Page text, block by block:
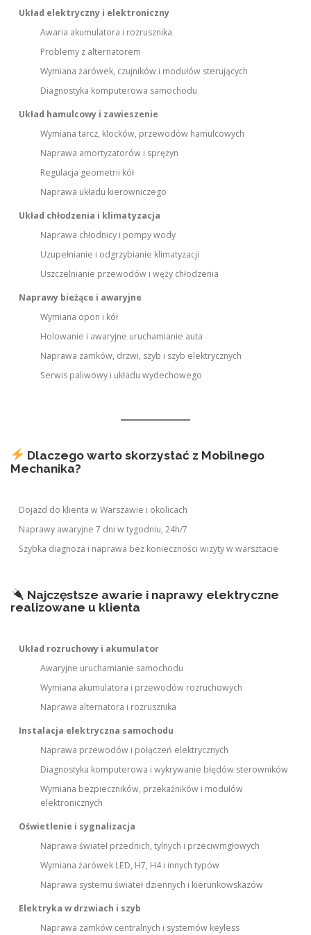
Układ elektryczny i elektroniczny
Awaria akumulatora i rozrusznika
Problemy z alternatorem
Wymiana żarówek, czujników i modułów sterujących
Diagnostyka komputerowa samochodu
Układ hamulcowy i zawieszenie
Wymiana tarcz, klocków, przewodów hamulcowych
Naprawa amortyzatorów i sprężyn
Regulacja geometrii kół
Naprawa układu kierowniczego
Układ chłodzenia i klimatyzacja
Naprawa chłodnicy i pompy wody
Uzupełnianie i odgrzybianie klimatyzacji
Uszczelnianie przewodów i węży chłodzenia
Naprawy bieżące i awaryjne
Wymiana opon i kół
Holowanie i awaryjne uruchamianie auta
Naprawa zamków, drzwi, szyb i szyb elektrycznych
Serwis paliwowy i układu wydechowego
Dlaczego warto skorzystać z Mobilnego
Mechanika?
Dojazd do klienta w Warszawie i okolicach
Naprawy awaryjne 7 dni w tygodniu, 24h/7
Szybka diagnoza i naprawa bez konieczności wizyty w warsztacie
Najczęstsze awarie i naprawy elektryczne
realizowane u klienta
Układ rozruchowy i akumulator
Awaryjne uruchamianie samochodu
Wymiana akumulatora i przewodów rozruchowych
Naprawa alternatora i rozrusznika
Instalacja elektryczna samochodu
Naprawa przewodów i połączeń elektrycznych
Diagnostyka komputerowa i wykrywanie błędów sterowników
Wymiana bezpieczników, przekaźników i modułów
elektronicznych
Oświetlenie i sygnalizacja
Naprawa świateł przednich, tylnych i przeciwmgłowych
Wymiana żarówek LED, H7, H4 i innych typów
Naprawa systemu świateł dziennych i kierunkowskazów
Elektryka w drzwiach i szyb
Naprawa zamków centralnych i systemów keyless